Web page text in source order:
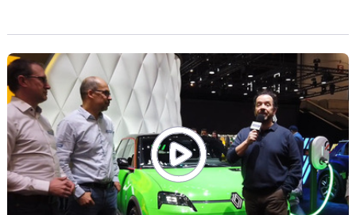
suisse essaient de ne garder que le positif.